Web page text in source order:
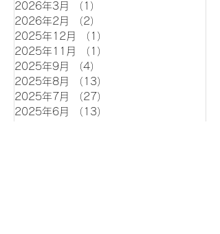
2026年3月
（1）
2026年2月
（2）
2025年12月
（1）
2025年11月
（1）
2025年9月
（4）
2025年8月
（13）
2025年7月
（27）
2025年6月
（13）